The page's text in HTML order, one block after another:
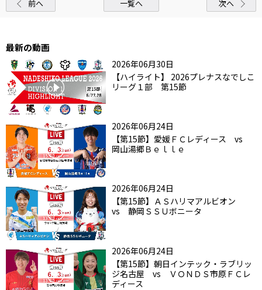
前へ 一覧へ 次へ
最新の動画
2026年06月30日
【ハイライト】 2026プレナスなでしこ
リーグ１部 第15節
2026年06月24日
【第15節】愛媛ＦＣレディース vs
岡山湯郷Ｂｅｌｌｅ
2026年06月24日
【第15節】ＡＳハリマアルビオン
vs 静岡ＳＳＵボニータ
2026年06月24日
【第15節】朝日インテック・ラブリッ
ジ名古屋 vs ＶＯＮＤＳ市原ＦＣレ
ディース